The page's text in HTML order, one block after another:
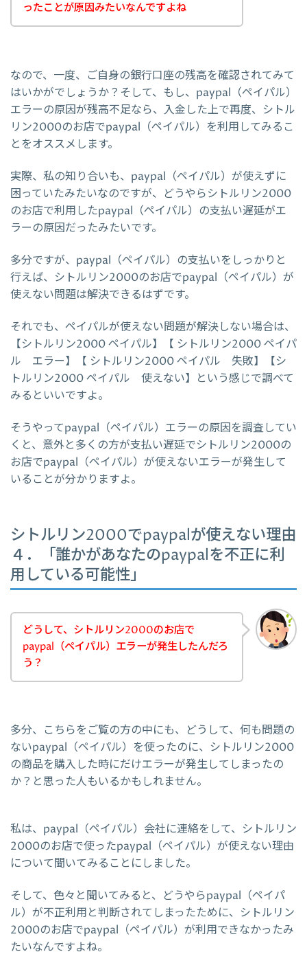
ったことが原因みたいなんですよね
なので、一度、ご自身の銀行口座の残高を確認されてみて
はいかがでしょうか？そして、もし、paypal（ペイパル）
エラーの原因が残高不足なら、入金した上で再度、シトル
リン2000のお店でpaypal（ペイパル）を利用してみるこ
とをオススメします。
実際、私の知り合いも、paypal（ペイパル）が使えずに
困っていたみたいなのですが、どうやらシトルリン2000
のお店で利用したpaypal（ペイパル）の支払い遅延がエ
ラーの原因だったみたいです。
多分ですが、paypal（ペイパル）の支払いをしっかりと
行えば、シトルリン2000のお店でpaypal（ペイパル）が
使えない問題は解決できるはずです。
それでも、ペイパルが使えない問題が解決しない場合は、
【シトルリン2000 ペイパル】【 シトルリン2000 ペイパ
ル エラー】【 シトルリン2000 ペイパル 失敗】【シ
トルリン2000 ペイパル 使えない】という感じで調べて
みるといいですよ。
そうやってpaypal（ペイパル）エラーの原因を調査してい
くと、意外と多くの方が支払い遅延でシトルリン2000の
お店でpaypal（ペイパル）が使えないエラーが発生して
いることが分かりますよ。
シトルリン2000でpaypalが使えない理由
４．「誰かがあなたのpaypalを不正に利
用している可能性」
どうして、シトルリン2000のお店で
paypal（ペイパル）エラーが発生したんだろ
う？
多分、こちらをご覧の方の中にも、どうして、何も問題の
ないpaypal（ペイパル）を使ったのに、シトルリン2000
の商品を購入した時にだけエラーが発生してしまったの
か？と思った人もいるかもしれません。
私は、paypal（ペイパル）会社に連絡をして、シトルリン
2000のお店で使ったpaypal（ペイパル）が使えない理由
について聞いてみることにしました。
そして、色々と聞いてみると、どうやらpaypal（ペイパ
ル）が不正利用と判断されてしまったために、シトルリン
2000のお店でpaypal（ペイパル）が利用できなかったみ
たいなんですよね。